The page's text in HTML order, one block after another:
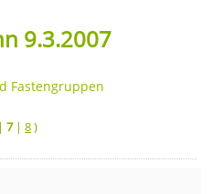
9.3.2007
Fastengruppen
| 7| 8)